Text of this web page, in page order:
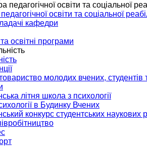
освіти та соціальної
кафедри
освітні програми
молодих вчених, студентів
літня школа з психології
в Будинку Вчених
конкурс студентських наукових